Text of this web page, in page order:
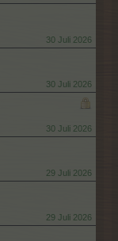
30 Juli 2026
30 Juli 2026
30 Juli 2026
29 Juli 2026
29 Juli 2026